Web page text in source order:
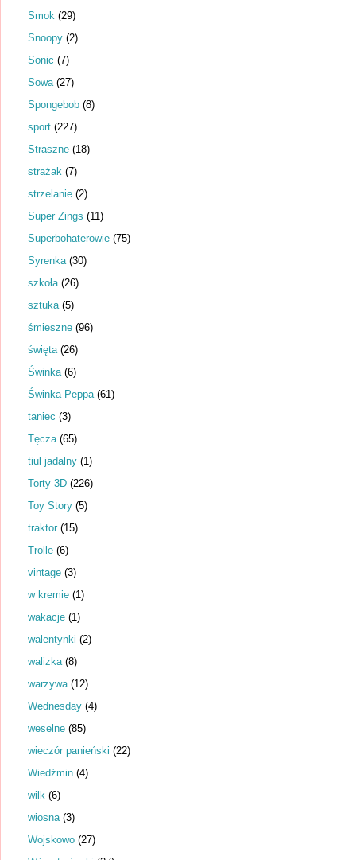
Smok (29)
Snoopy (2)
Sonic (7)
Sowa (27)
Spongebob (8)
sport (227)
Straszne (18)
strażak (7)
strzelanie (2)
Super Zings (11)
Superbohaterowie (75)
Syrenka (30)
szkoła (26)
sztuka (5)
śmieszne (96)
święta (26)
Świnka (6)
Świnka Peppa (61)
taniec (3)
Tęcza (65)
tiul jadalny (1)
Torty 3D (226)
Toy Story (5)
traktor (15)
Trolle (6)
vintage (3)
w kremie (1)
wakacje (1)
walentynki (2)
walizka (8)
warzywa (12)
Wednesday (4)
weselne (85)
wieczór panieński (22)
Wiedźmin (4)
wilk (6)
wiosna (3)
Wojskowo (27)